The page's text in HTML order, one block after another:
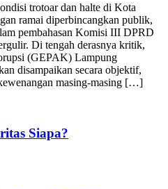
trotoar dan halte di Kota
ramai diperbincangkan publik,
pembahasan Komisi III DPRD
Di tengah derasnya kritik,
(GEPAK) Lampung
disampaikan secara objektif,
masing-masing […]
Siapa?